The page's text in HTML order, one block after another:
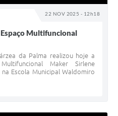
22 NOV 2025 - 12h18
Multifuncional
da Palma realizou hoje a
Maker Sirlene
Escola Municipal Waldomiro